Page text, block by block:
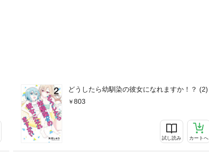
どうしたら幼馴染の彼女になれますか！？ (2)
803
試し読み カートへ